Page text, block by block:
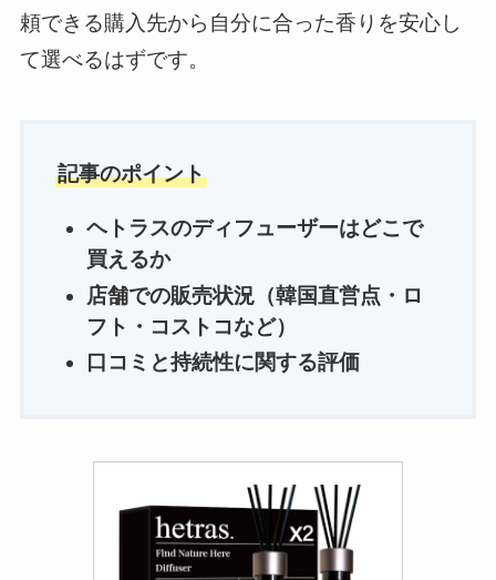
頼できる購入先から自分に合った香りを安心し
て選べるはずです。
記事のポイント
ヘトラスのディフューザーはどこで
買えるか
店舗での販売状況（韓国直営点・ロ
フト・コストコなど）
口コミと持続性に関する評価